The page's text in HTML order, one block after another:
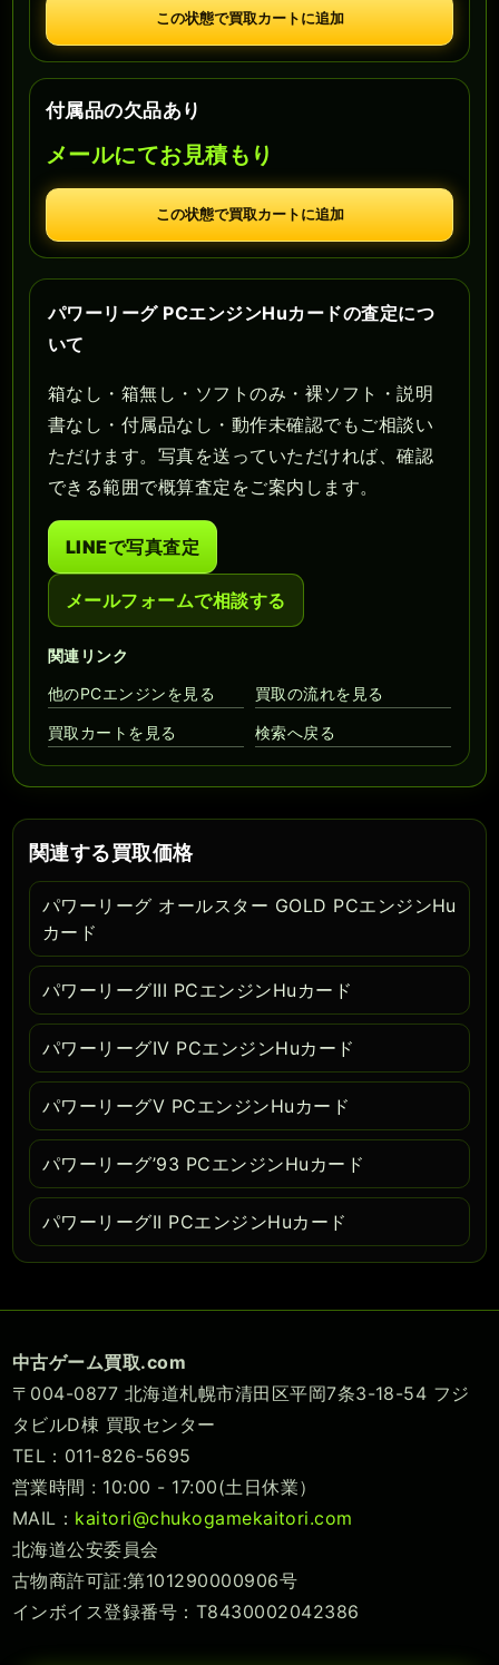
この状態で買取カートに追加
付属品の欠品あり
メールにてお見積もり
この状態で買取カートに追加
パワーリーグ PCエンジンHuカードの査定につ
いて
箱なし・箱無し・ソフトのみ・裸ソフト・説明
書なし・付属品なし・動作未確認でもご相談い
ただけます。写真を送っていただければ、確認
できる範囲で概算査定をご案内します。
LINEで写真査定
メールフォームで相談する
関連リンク
他のPCエンジンを見る
買取の流れを見る
買取カートを見る 検索へ戻る
関連する買取価格
パワーリーグ オールスター GOLD PCエンジンHu
カード
パワーリーグIII PCエンジンHuカード
パワーリーグIV PCエンジンHuカード
パワーリーグV PCエンジンHuカード
パワーリーグ’93 PCエンジンHuカード
パワーリーグII PCエンジンHuカード
中古ゲーム買取.com
〒004-0877 北海道札幌市清田区平岡7条3-18-54 フジ
タビルD棟 買取センター
TEL：011-826-5695
営業時間 : 10:00 - 17:00(土日休業）
MAIL： kaitori@chukogamekaitori.com
北海道公安委員会
古物商許可証:第101290000906号
インボイス登録番号：T8430002042386